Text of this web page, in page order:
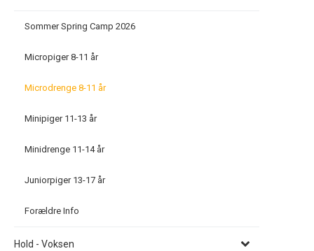
Sommer Spring Camp 2026
Micropiger 8-11 år
Microdrenge 8-11 år
Minipiger 11-13 år
Minidrenge 11-14 år
Juniorpiger 13-17 år
Forældre Info
Hold - Voksen